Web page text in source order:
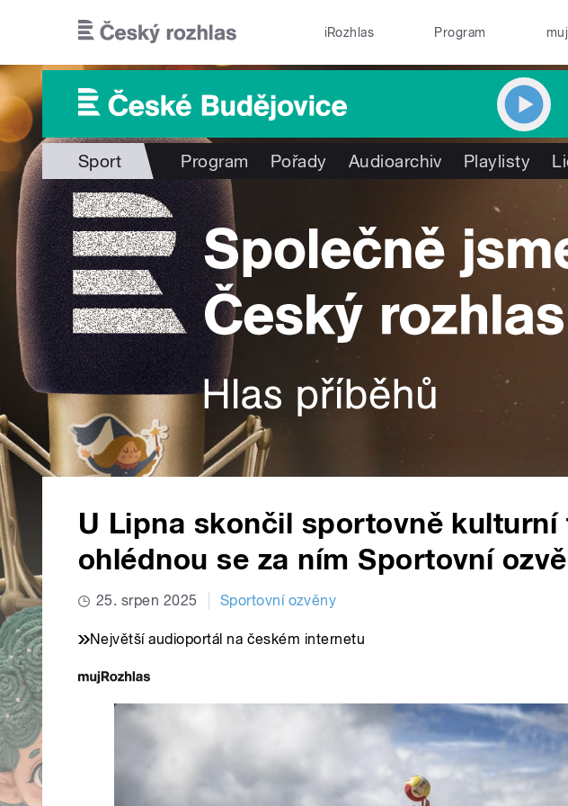
iRozhlas Program
Sport Program Pořady Audioarchiv Playlisty
U Lipna skončil sportovně kulturní
ohlédnou se za ním Sportovní
25. srpen 2025 Sportovní ozvěny
Největší audioportál na českém internetu